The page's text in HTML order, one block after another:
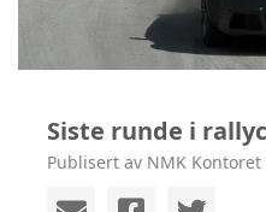
Siste runde i
Publisert av NMK Kontoret